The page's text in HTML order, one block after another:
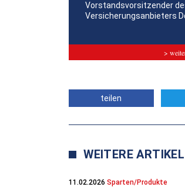
Vorstandsvorsitzender
Versicherungsanbieters
>
teilen
WEITERE ARTIKEL
11.02.2026 Sparten/Produkte